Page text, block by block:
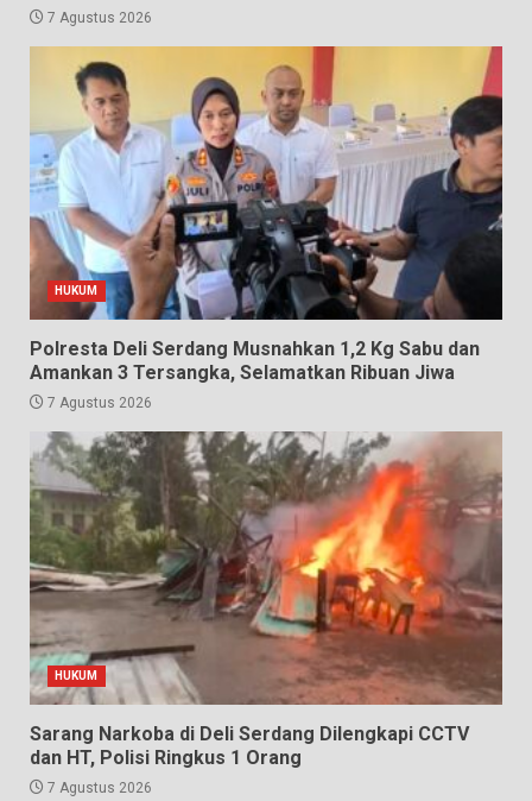
7 Agustus 2026
HUKUM
Polresta Deli Serdang Musnahkan 1,2 Kg Sabu dan
Amankan 3 Tersangka, Selamatkan Ribuan Jiwa
7 Agustus 2026
HUKUM
Sarang Narkoba di Deli Serdang Dilengkapi CCTV
dan HT, Polisi Ringkus 1 Orang
7 Agustus 2026